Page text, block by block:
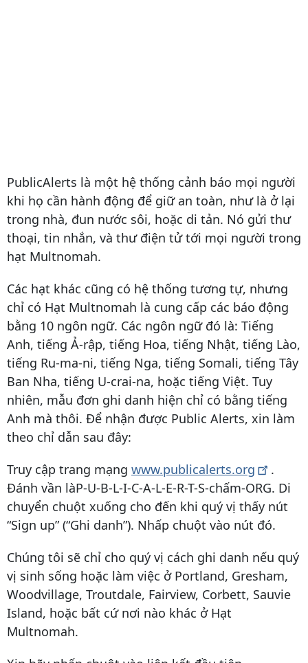
PublicAlerts là một hệ thống cảnh báo mọi người
khi họ cần hành động để giữ an toàn, như là ở lại
trong nhà, đun nước sôi, hoặc di tản. Nó gửi thư
thoại, tin nhắn, và thư điện tử tới mọi người trong
hạt Multnomah.
Các hạt khác cũng có hệ thống tương tự, nhưng
chỉ có Hạt Multnomah là cung cấp các báo động
bằng 10 ngôn ngữ. Các ngôn ngữ đó là: Tiếng
Anh, tiếng Ả-rập, tiếng Hoa, tiếng Nhật, tiếng Lào,
tiếng Ru-ma-ni, tiếng Nga, tiếng Somali, tiếng Tây
Ban Nha, tiếng U-crai-na, hoặc tiếng Việt. Tuy
nhiên, mẫu đơn ghi danh hiện chỉ có bằng tiếng
Anh mà thôi. Để nhận được Public Alerts, xin làm
theo chỉ dẫn sau đây:
Truy cập trang mạng www.publicalerts.org
.
Đánh vần làP-U-B-L-I-C-A-L-E-R-T-S-chấm-ORG. Di
chuyển chuột xuống cho đến khi quý vị thấy nút
“Sign up” (“Ghi danh”). Nhấp chuột vào nút đó.
Chúng tôi sẽ chỉ cho quý vị cách ghi danh nếu quý
vị sinh sống hoặc làm việc ở Portland, Gresham,
Woodvillage, Troutdale, Fairview, Corbett, Sauvie
Island, hoặc bất cứ nơi nào khác ở Hạt
Multnomah.